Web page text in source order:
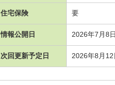
住宅保険 要
情報公開日 2026年7月8
次回更新予定日 2026年8月12